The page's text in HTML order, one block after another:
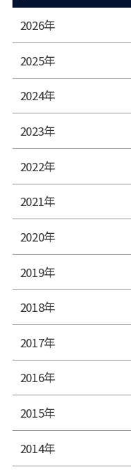
2026年
2025年
2024年
2023年
2022年
2021年
2020年
2019年
2018年
2017年
2016年
2015年
2014年